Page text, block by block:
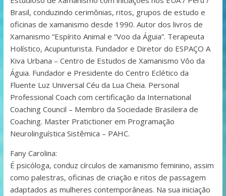
Brasil, conduzindo cerimônias, ritos, grupos de estudo e
oficinas de xamanismo desde 1990. Autor dos livros de
Xamanismo “Espírito Animal e “Voo da Águia”. Terapeuta
Holístico, Acupunturista. Fundador e Diretor do ESPAÇO A
Kiva Urbana – Centro de Estudos de Xamanismo Vôo da
Águia. Fundador e Presidente do Centro Eclético da
Fluente Luz Universal Céu da Lua Cheia. Personal
Professional Coach com certificação da International
Coaching Council – Membro da Sociedade Brasileira de
Coaching. Master Pratictioner em Programação
Neurolinguística Sistêmica – PAHC.
Fany Carolina:
É psicóloga, conduz círculos de xamanismo feminino, assim
como palestras, oficinas de criação e ritos de passagem
adaptados as mulheres contemporâneas. Na sua iniciação